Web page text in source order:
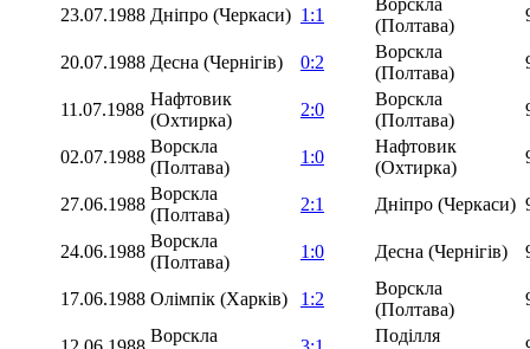
23.07.1988 Дніпро (Черкаси) 1:1
(Полтава)
20.07.1988 Десна (Чернігів) 0:2
Ворскла
(Полтава)
11.07.1988
Нафтовик
(Охтирка)
2:0
Ворскла
(Полтава)
02.07.1988
Ворскла
(Полтава)
1:0
Нафтовик
(Охтирка)
27.06.1988
Ворскла
(Полтава)
2:1 Дніпро (Черкаси)
24.06.1988
Ворскла
(Полтава)
1:0 Десна (Чернігів)
17.06.1988 Олімпік (Харків) 1:2
Ворскла
(Полтава)
Ворскла
Поділля